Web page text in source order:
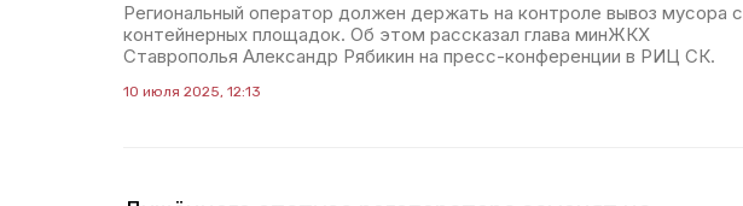
Региональный оператор должен держать на контроле вывоз мусора с
контейнерных площадок. Об этом рассказал глава минЖКХ
Ставрополья Александр Рябикин на пресс-конференции в РИЦ СК.
10 июля 2025, 12:13